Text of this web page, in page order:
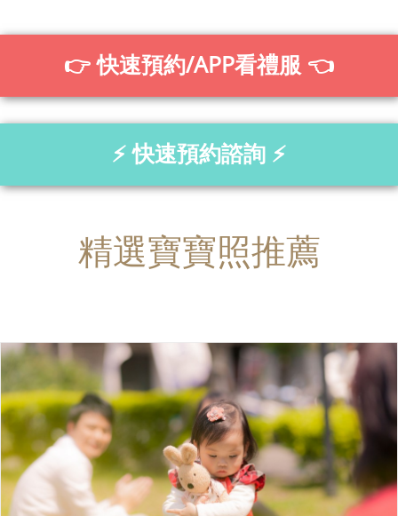
👉 快速預約/APP看禮服 👈
⚡ 快速預約諮詢 ⚡
精選寶寶照推薦